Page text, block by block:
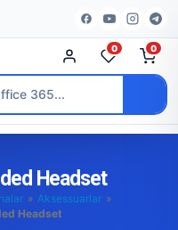
0 0
Headset
» Aksessuarlar »
Headset